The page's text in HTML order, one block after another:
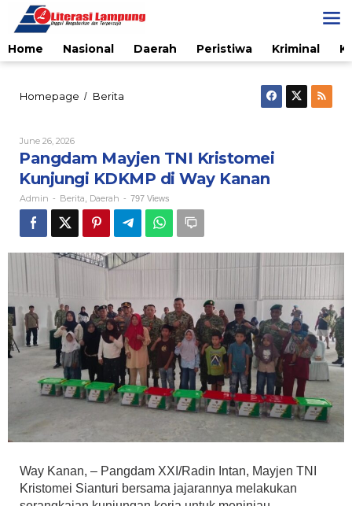
content
Home
Nasional Daerah Peristiwa Kriminal
Homepage / Berita
Kunjungi
KDKMP
di
Way
Kanan
June 26, 2026By
Pangdam Mayjen TNI Kristomei
Kunjungi KDKMP di Way Kanan
Admin - Berita Daerah - 797 Views
Way Kanan, – Pangdam XXI/Radin Intan, Mayjen TNI
Kristomei Sianturi bersama jajarannya melakukan